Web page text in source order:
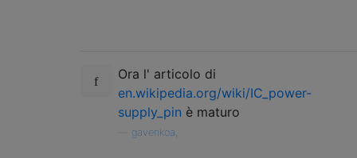
Ora l' articolo di
en.wikipedia.org/wiki/IC_power-
supply_pin è maturo
gavenkoa,